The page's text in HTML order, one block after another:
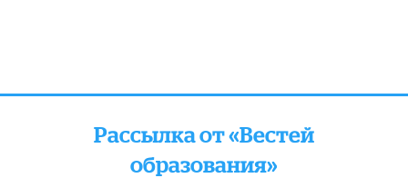
Рассылка от «Вестей
образования»